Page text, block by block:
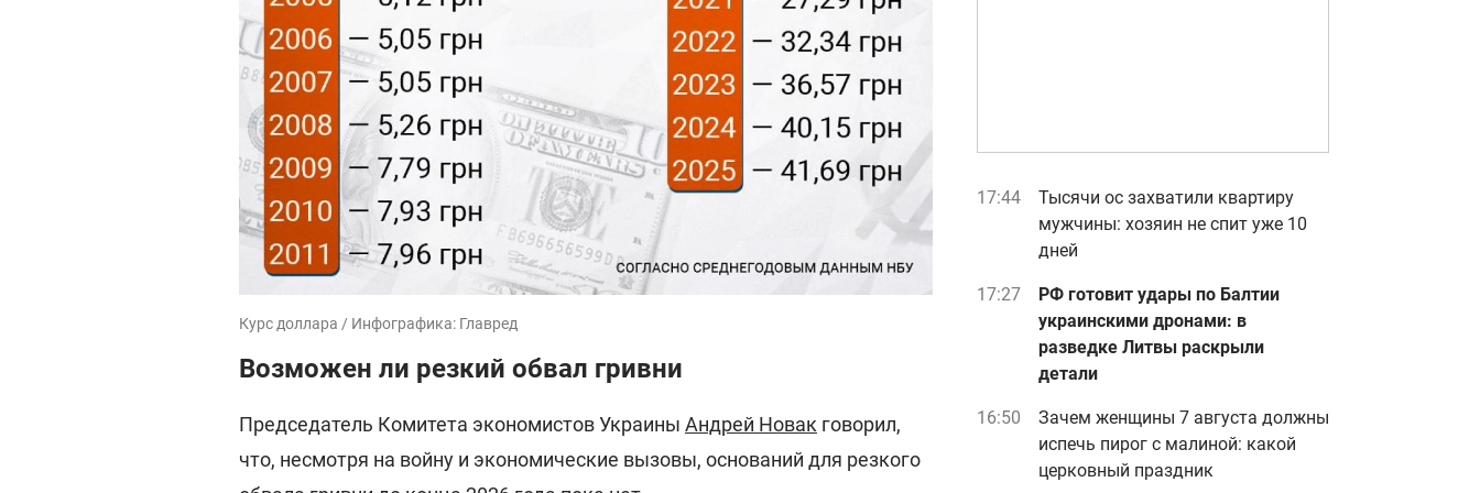
Курс доллара / Инфографика: Главред
Возможен ли резкий обвал гривни
Председатель Комитета экономистов Украины Андрей Новак говорил,
что, несмотря на войну и экономические вызовы, оснований для резкого
17:44
Тысячи ос захватили квартиру
мужчины: хозяин не спит уже 10
дней
17:27
РФ готовит удары по Балтии
украинскими дронами: в
разведке Литвы раскрыли
детали
16:50
Зачем женщины 7 августа должны
испечь пирог с малиной: какой
церковный праздник